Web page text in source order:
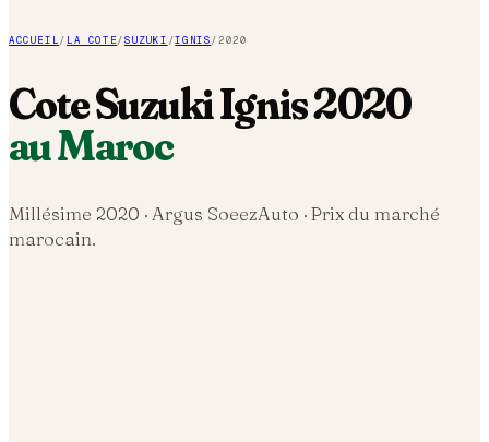
ACCUEIL/ LA COTE/SUZUKI /IGNIS/2020
CoteSuzukiIgnis2020
au Maroc
Millésime 2020 · Argus SoeezAuto · Prix du marché
marocain.